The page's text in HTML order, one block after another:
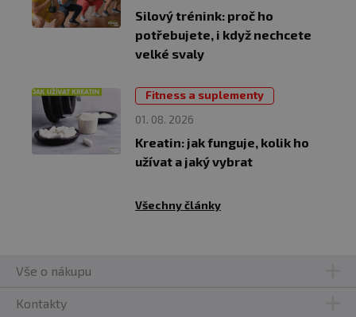
Silový trénink: proč ho
potřebujete, i když nechcete
velké svaly
01. 08. 2026
Fitness a suplementy
Kreatin: jak funguje, kolik ho
užívat a jaký vybrat
Všechny články
Vše o nákupu
Kontakty